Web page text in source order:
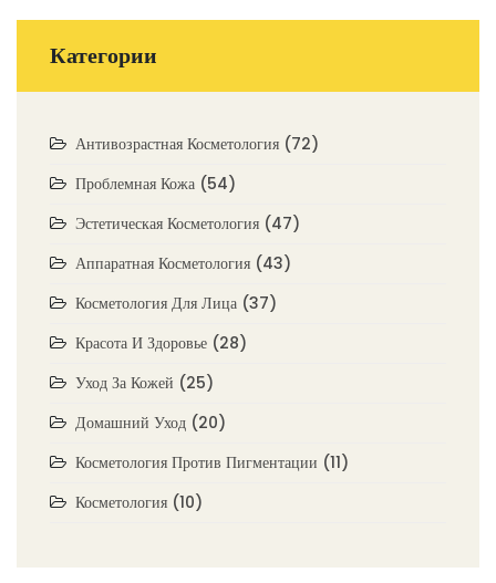
Категории
Антивозрастная Косметология (72)
Проблемная Кожа (54)
Эстетическая Косметология (47)
Аппаратная Косметология (43)
Косметология Для Лица (37)
Красота И Здоровье (28)
Уход За Кожей (25)
Домашний Уход (20)
Косметология Против Пигментации (11)
Косметология (10)